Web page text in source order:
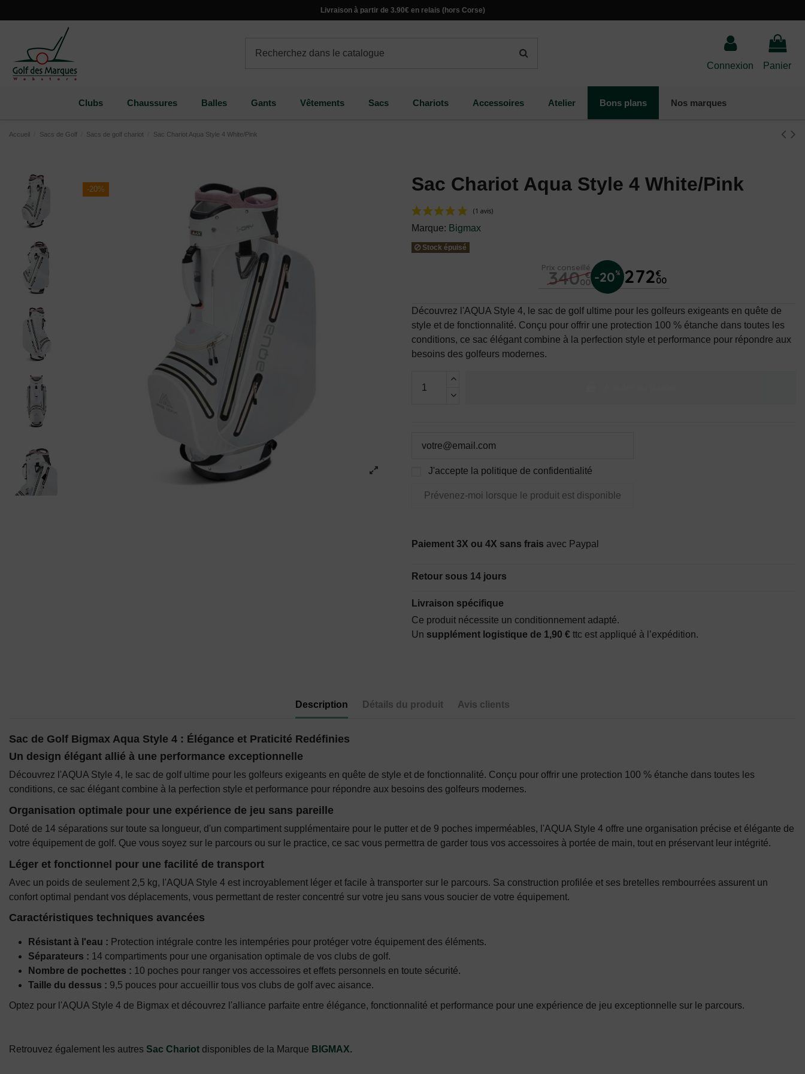
Livraison à partir de 3.90€ en relais (hors Corse)
Connexion Panier
Clubs Chaussures Balles Gants Vêtements Sacs Chariots Accessoires Atelier Bons plans Nos marques
Accueil Sacs de Golf Sacs de golf chariot Sac Chariot Aqua Style 4 White/Pink
-20% Sac Chariot Aqua Style 4 White/Pink
Marque: Bigmax
Stock épuisé
Prix conseillé
340 €
00 -20% 272€
00
Découvrez l'AQUA Style 4, le sac de golf ultime pour les golfeurs exigeants en quête de
style et de fonctionnalité. Conçu pour offrir une protection 100 % étanche dans toutes les
conditions, ce sac élégant combine à la perfection style et performance pour répondre aux
besoins des golfeurs modernes.
J'accepte la politique de confidentialité
Paiement 3X ou 4X sans frais avec Paypal
Retour sous 14 jours
Livraison spécifique
Ce produit nécessite un conditionnement adapté.
Un supplément logistique de 1,90 € ttc est appliqué à l’expédition.
Description Détails du produit Avis clients
Sac de Golf Bigmax Aqua Style 4 : Élégance et Praticité Redéfinies
Un design élégant allié à une performance exceptionnelle
Découvrez l'AQUA Style 4, le sac de golf ultime pour les golfeurs exigeants en quête de style et de fonctionnalité. Conçu pour offrir une protection 100 % étanche dans toutes les
conditions, ce sac élégant combine à la perfection style et performance pour répondre aux besoins des golfeurs modernes.
Organisation optimale pour une expérience de jeu sans pareille
Doté de 14 séparations sur toute sa longueur, d'un compartiment supplémentaire pour le putter et de 9 poches imperméables, l'AQUA Style 4 offre une organisation précise et élégante de
votre équipement de golf. Que vous soyez sur le parcours ou sur le practice, ce sac vous permettra de garder tous vos accessoires à portée de main, tout en préservant leur intégrité.
Léger et fonctionnel pour une facilité de transport
Avec un poids de seulement 2,5 kg, l'AQUA Style 4 est incroyablement léger et facile à transporter sur le parcours. Sa construction profilée et ses bretelles rembourrées assurent un
confort optimal pendant vos déplacements, vous permettant de rester concentré sur votre jeu sans vous soucier de votre équipement.
Caractéristiques techniques avancées
Résistant à l'eau : Protection intégrale contre les intempéries pour protéger votre équipement des éléments.
Séparateurs : 14 compartiments pour une organisation optimale de vos clubs de golf.
Nombre de pochettes : 10 poches pour ranger vos accessoires et effets personnels en toute sécurité.
Taille du dessus : 9,5 pouces pour accueillir tous vos clubs de golf avec aisance.
Optez pour l'AQUA Style 4 de Bigmax et découvrez l'alliance parfaite entre élégance, fonctionnalité et performance pour une expérience de jeu exceptionnelle sur le parcours.
Retrouvez également les autres Sac Chariot disponibles de la Marque BIGMAX.